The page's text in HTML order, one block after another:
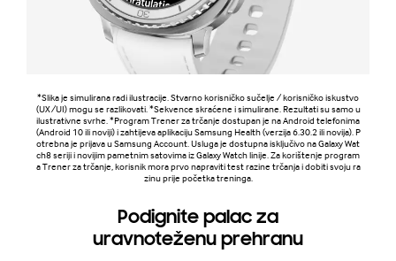
*Slika je simulirana radi ilustracije. Stvarno korisničko sučelje / korisničko iskustvo
(UX/UI) mogu se razlikovati. *Sekvence skraćene i simulirane. Rezultati su samo u
ilustrativne svrhe. *Program Trener za trčanje dostupan je na Android telefonima
(Android 10 ili noviji) i zahtijeva aplikaciju Samsung Health (verzija 6.30.2 ili novija). P
otrebna je prijava u Samsung Account. Usluga je dostupna isključivo na Galaxy Wat
ch8 seriji i novijim pametnim satovima iz Galaxy Watch linije. Za korištenje program
a Trener za trčanje, korisnik mora prvo napraviti test razine trčanja i dobiti svoju ra
zinu prije početka treninga.
Podignite palac za
uravnoteženu prehranu